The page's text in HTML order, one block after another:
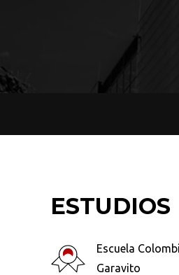
ESTUDIOS
Escuela
Garavito